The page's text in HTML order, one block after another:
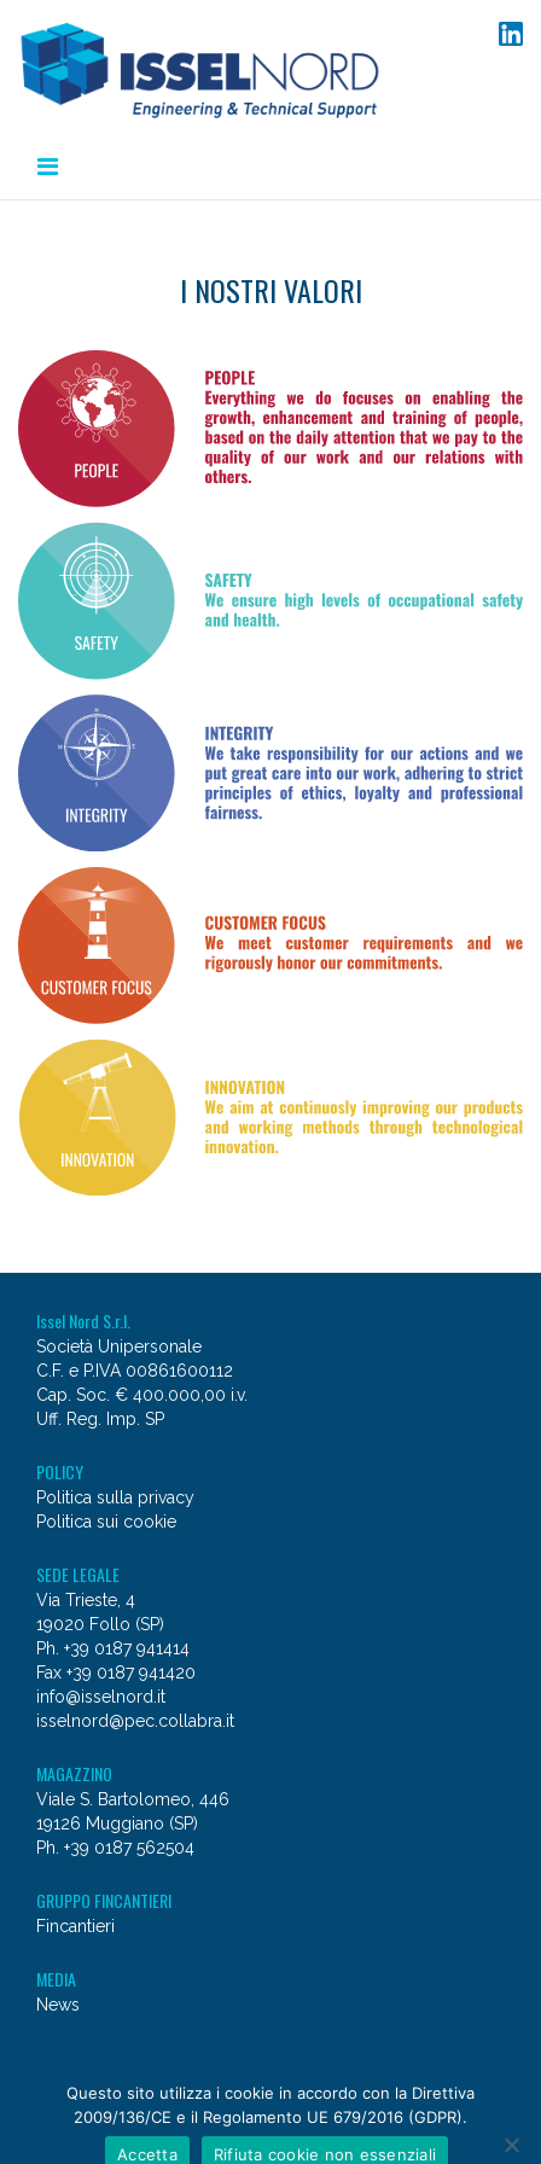
contenuto
I NOSTRI VALORI
Issel Nord S.r.l.
Società Unipersonale
C.F. e P.IVA 00861600112
Cap. Soc. € 400.000,00 i.v.
Uff. Reg. Imp. SP
POLICY
Politica sulla privacy
Politica sui cookie
SEDE LEGALE
Via Trieste, 4
19020 Follo (SP)
Ph. +39 0187 941414
Fax +39 0187 941420
info@isselnord.it
isselnord@pec.collabra.it
MAGAZZINO
Viale S. Bartolomeo, 446
19126 Muggiano (SP)
Ph. +39 0187 562504
GRUPPO FINCANTIERI
Fincantieri
MEDIA
News
aFincantieri NexTechcompany
Questo sito utilizza i cookie in accordo con la Direttiva
2009/136/CE e il Regolamento UE 679/2016 (GDPR).
Accetta
Rifiuta cookie non essenziali